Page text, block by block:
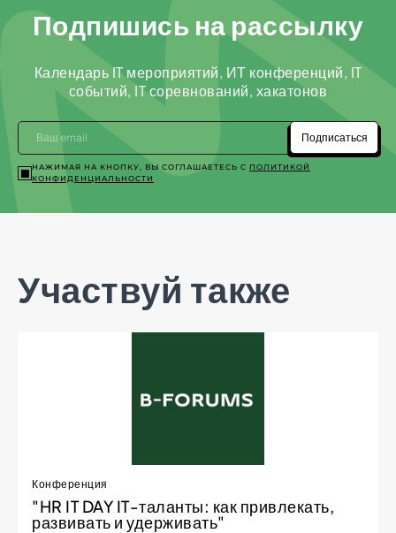
Подпишись на рассылку
Календарь IT мероприятий, ИТ конференций, IT
событий, IT соревнований, хакатонов
Подписаться
НАЖИМАЯ НА КНОПКУ, ВЫ СОГЛАШАЕТЕСЬ С ПОЛИТИКОЙ
КОНФИДЕНЦИАЛЬНОСТИ
Участвуй также
Конференция
"HR IT DAY IT-таланты: как привлекать,
развивать и удерживать"